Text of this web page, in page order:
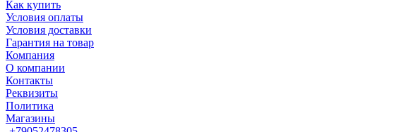
Как купить
Условия оплаты
Условия доставки
Гарантия на товар
Компания
О компании
Контакты
Реквизиты
Политика
Магазины